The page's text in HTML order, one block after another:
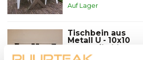
Auf Lager
Tischbein aus
Metall U - 10x10
cm rustikal (pro
Set)